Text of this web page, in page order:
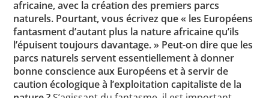
africaine, avec la création des premiers parcs
naturels. Pourtant, vous écrivez que « les Européens
fantasment d’autant plus la nature africaine qu’ils
l’épuisent toujours davantage. » Peut-on dire que les
parcs naturels servent essentiellement à donner
bonne conscience aux Européens et à servir de
caution écologique à l’exploitation capitaliste de la